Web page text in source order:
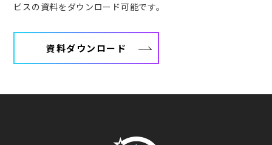
ビスの資料をダウンロード可能です。
資料ダウンロード